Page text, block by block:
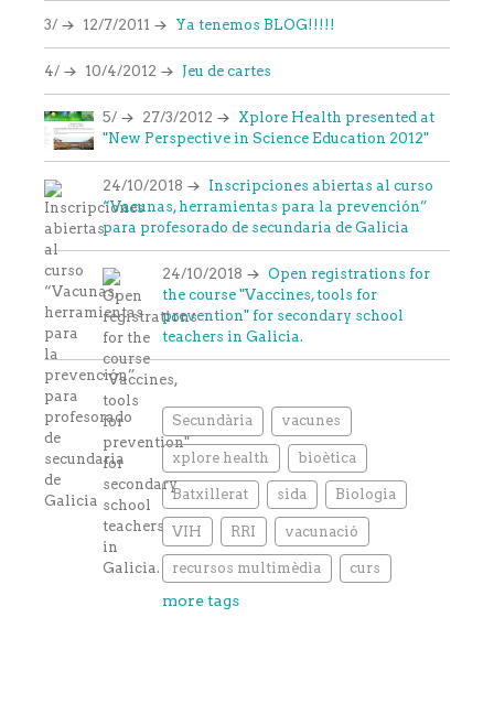
3/ 12/7/2011 Ya tenemos BLOG!!!!!
4/ 10/4/2012 Jeu de cartes
5/ 27/3/2012
Xplore Health presented at
"New Perspective in Science Education 2012"
24/10/2018
Inscripciones abiertas al curso
“Vacunas, herramientas para la prevención”
para profesorado de secundaria de Galicia
24/10/2018
Open registrations for
the course "Vaccines, tools for
prevention" for secondary school
teachers in Galicia.
Secundària vacunes
xplore health bioètica
Batxillerat sida Biologia
VIH RRI vacunació
recursos multimèdia curs
more tags